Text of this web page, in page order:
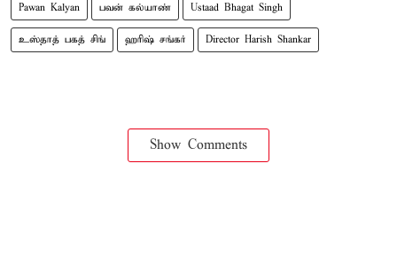
Pawan Kalyan பவன் கல்யாண் Ustaad Bhagat Singh
உஸ்தாத் பகத் சிங் ஹரிஷ் சங்கர் Director Harish Shankar
Show Comments